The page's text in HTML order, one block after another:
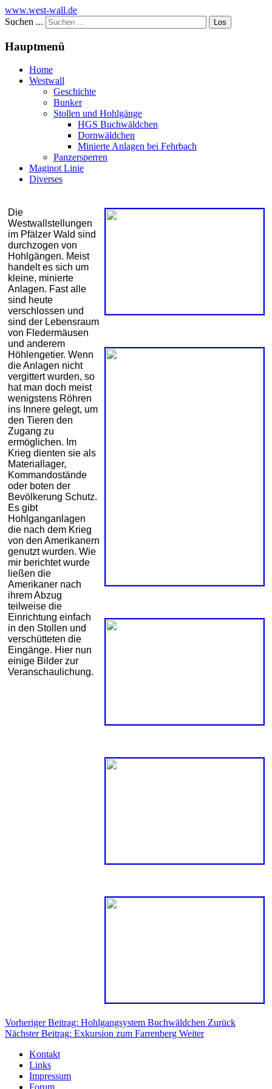
www.west-wall.de
Suchen ...
Los
Hauptmenü
Home
Westwall
Geschichte
Bunker
Stollen und Hohlgänge
HGS Buchwäldchen
Dornwäldchen
Minierte Anlagen bei Fehrbach
Panzersperren
Maginot Linie
Diverses
Die
Westwallstellungen
im Pfälzer Wald sind
durchzogen von
Hohlgängen. Meist
handelt es sich um
kleine, minierte
Anlagen. Fast alle
sind heute
verschlossen und
sind der Lebensraum
von Fledermäusen
und anderem
Höhlengetier. Wenn
die Anlagen nicht
vergittert wurden, so
hat man doch meist
wenigstens Röhren
ins Innere gelegt, um
den Tieren den
Zugang zu
ermöglichen. Im
Krieg dienten sie als
Materiallager,
Kommandostände
oder boten der
Bevölkerung Schutz.
Es gibt
Hohlganganlagen
die nach dem Krieg
von den Amerikanern
genutzt wurden. Wie
mir berichtet wurde
ließen die
Amerikaner nach
ihrem Abzug
teilweise die
Einrichtung einfach
in den Stollen und
verschütteten die
Eingänge. Hier nun
einige Bilder zur
Veranschaulichung.
Vorheriger Beitrag: Hohlgangsystem Buchwäldchen Zurück
Nächster Beitrag: Exkursion zum Farrenberg Weiter
Kontakt
Links
Impressum